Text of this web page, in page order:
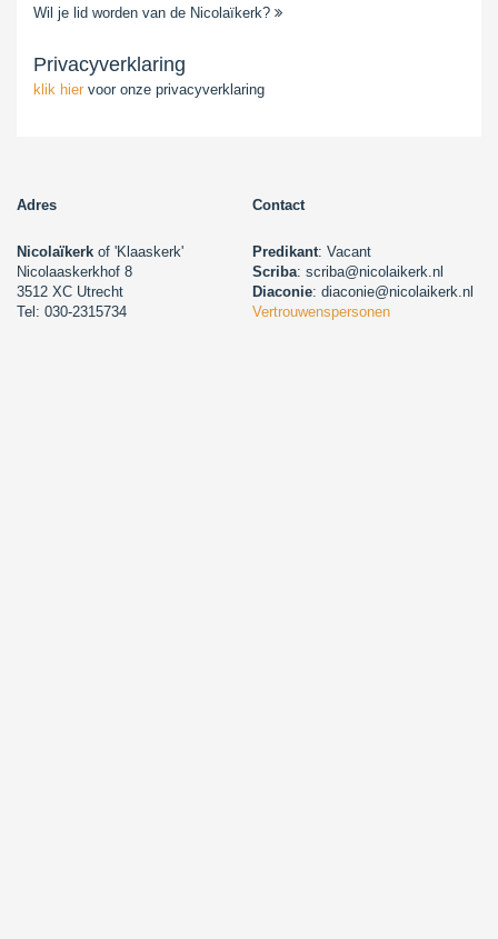
Wil je lid worden van de Nicolaïkerk?
Privacyverklaring
klik hier voor onze privacyverklaring
Adres Contact
Nicolaïkerk of 'Klaaskerk'
Nicolaaskerkhof 8
3512 XC Utrecht
Tel: 030-2315734
Predikant: Vacant
Scriba: scriba@nicolaikerk.nl
Diaconie: diaconie@nicolaikerk.nl
Vertrouwenspersonen